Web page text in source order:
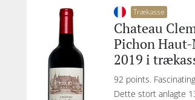
Trækasse
Chateau
Pichon Haut-
2019 i
92 points.
Dette stort anlagte